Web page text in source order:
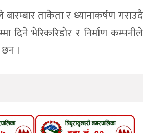
ताकेता र ध्यानाकर्षण गराउदै
दिने भेरिकरिडाेर र निर्माण कम्पनीले
।